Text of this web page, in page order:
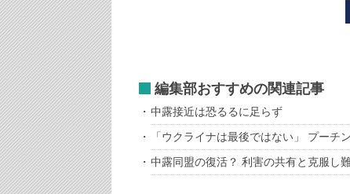
編集部おすすめの関連記事
中露接近は恐るるに足らず
「ウクライナは最後ではない」 プーチ
中露同盟の復活？ 利害の共有と克服し